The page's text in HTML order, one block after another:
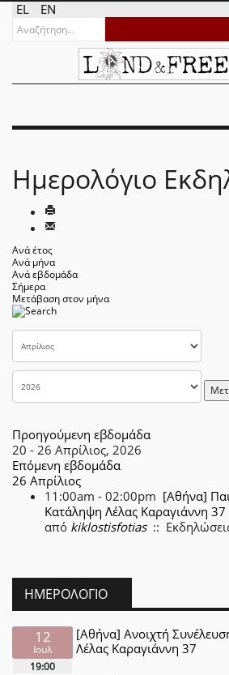
EL EN
Ημερολόγιο
Ανά έτος
Ανά μήνα
Ανά εβδομάδα
Σήμερα
Μετάβαση στον μήνα
Προηγούμενη εβδομάδα
20 - 26 Απρίλιος, 2026
Επόμενη εβδομάδα
26 Απρίλιος
11:00am - 02:00pm [Αθήνα]
Κατάληψη Λέλας Καραγιάννη 37
από kiklostisfotias::
ΗΜΕΡΟΛΌΓΙΟ
12
Ιουλ
19:00
[Αθήνα] Ανοιχτή
Λέλας Καραγιάννη 37